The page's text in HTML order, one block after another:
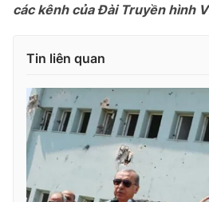
VTV Sức khoẻ Bất
Thị trường 24h
VTV4
VTV9 VTV8
Liên hệ tòa soạn
các kênh của Đài Truyền hình
Tin liên quan